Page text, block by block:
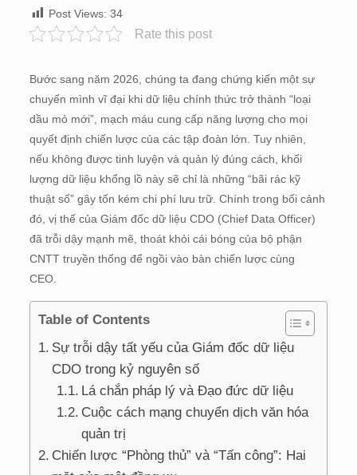
Post Views: 34
Rate this post
Bước sang năm 2026, chúng ta đang chứng kiến một sự
chuyển mình vĩ đại khi dữ liệu chính thức trở thành “loại
dầu mỏ mới”, mạch máu cung cấp năng lượng cho mọi
quyết định chiến lược của các tập đoàn lớn. Tuy nhiên,
nếu không được tinh luyện và quản lý đúng cách, khối
lượng dữ liệu khổng lồ này sẽ chỉ là những “bãi rác kỹ
thuật số” gây tốn kém chi phí lưu trữ. Chính trong bối cảnh
đó, vị thế của Giám đốc dữ liệu CDO (Chief Data Officer)
đã trỗi dậy mạnh mẽ, thoát khỏi cái bóng của bộ phận
CNTT truyền thống để ngồi vào bàn chiến lược cùng
CEO.
Table of Contents
Sự trỗi dậy tất yếu của Giám đốc dữ liệu
CDO trong kỷ nguyên số
Lá chắn pháp lý và Đạo đức dữ liệu
Cuộc cách mạng chuyển dịch văn hóa
quản trị
Chiến lược “Phòng thủ” và “Tấn công”: Hai